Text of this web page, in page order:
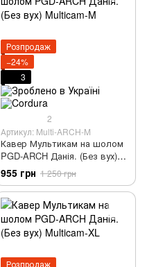
Розпродаж
−24%
3
2
Артикул: Multi-ARCH-M
Кавер Мультикам на шолом
PGD-ARCH Данія. (Без вух)
Multicam-M
955 грн 1 250 грн
Розпродаж